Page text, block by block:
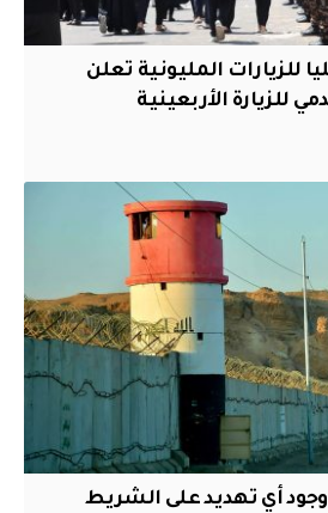
للزيارات المليونية تعلن
للزيارة الأربعينية
أي تهديد على الشريط